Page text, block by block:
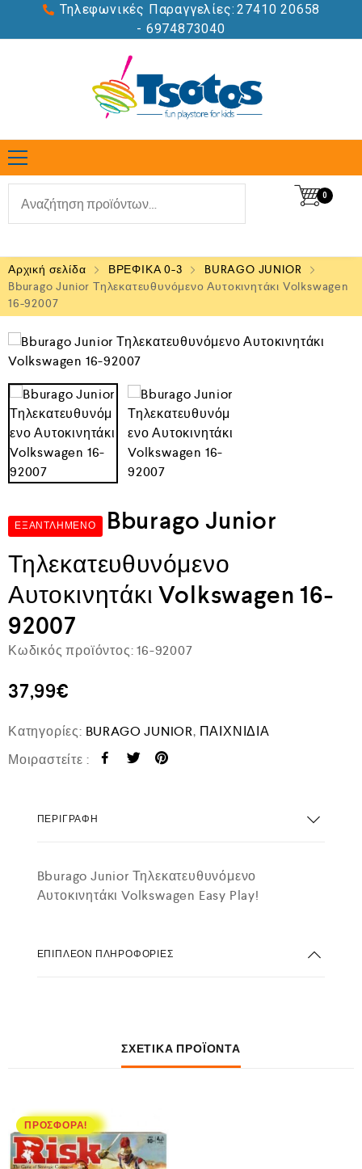
Τηλεφωνικές Παραγγελίες: 27410 20658
- 6974873040
0
Αρχική σελίδα ΒΡΕΦΙΚΑ 0-3
BURAGO JUNIOR
Bburago Junior Τηλεκατευθυνόμενο Αυτοκινητάκι Volkswagen
16-92007
ΕΞΑΝΤΛΗΜΈΝΟ
Bburago Junior
Τηλεκατευθυνόμενο
Αυτοκινητάκι Volkswagen 16-
92007
Κωδικός προϊόντος: 16-92007
37,99€
Κατηγορίες: BURAGO JUNIOR, ΠΑΙΧΝΙΔΙΑ
Μοιραστείτε :
ΠΕΡΙΓΡΑΦΉ
Bburago Junior Τηλεκατευθυνόμενο
Αυτοκινητάκι Volkswagen Easy Play!
ΕΠΙΠΛΈΟΝ ΠΛΗΡΟΦΟΡΊΕΣ
ΣΧΕΤΙΚΆ ΠΡΟΪΌΝΤΑ
ΠΡΟΣΦΟΡΆ!